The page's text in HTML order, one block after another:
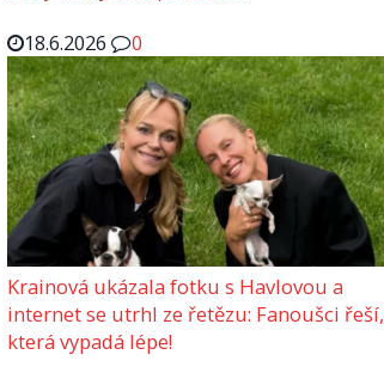
18.6.2026
0
Krainová ukázala fotku s Havlovou a
internet se utrhl ze řetězu: Fanoušci řeší,
která vypadá lépe!